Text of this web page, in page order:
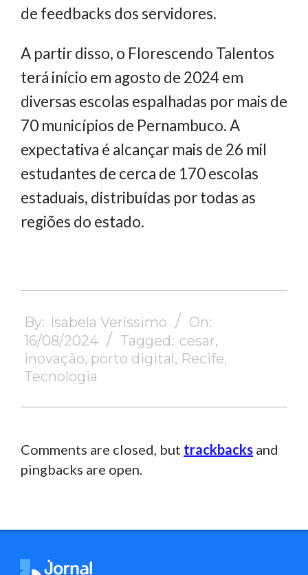
de feedbacks dos servidores.
A partir disso, o Florescendo Talentos
terá início em agosto de 2024 em
diversas escolas espalhadas por mais de
70 municípios de Pernambuco. A
expectativa é alcançar mais de 26 mil
estudantes de cerca de 170 escolas
estaduais, distribuídas por todas as
regiões do estado.
08-
16
By: Isabela Veríssimo
On:
16/08/2024
Tagged: cesar,
inovação, porto digital, Recife,
Tecnologia
Comments are closed, but trackbacks and
pingbacks are open.